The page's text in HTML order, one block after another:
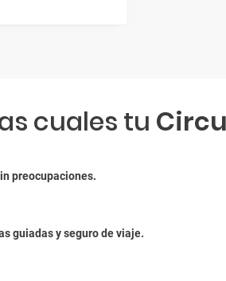
cuales tu
preocupaciones.
guiadas y seguro de viaje.